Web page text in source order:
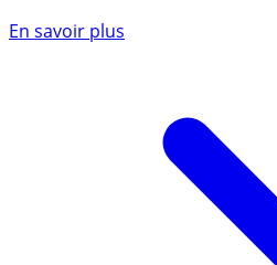
En savoir plus